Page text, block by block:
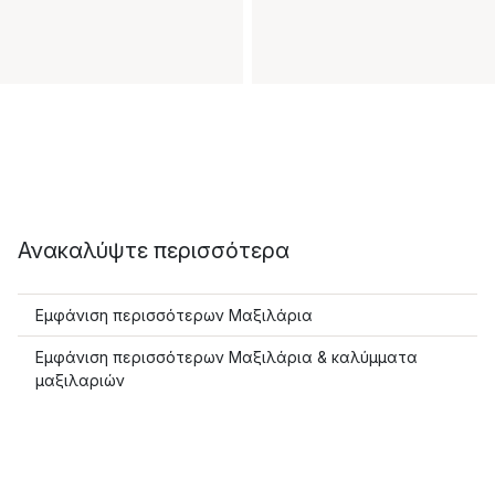
Ανακαλύψτε περισσότερα
Εμφάνιση περισσότερων Μαξιλάρια
Εμφάνιση περισσότερων Μαξιλάρια & καλύμματα
μαξιλαριών